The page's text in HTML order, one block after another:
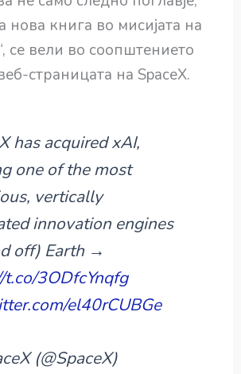
нова книга во мисијата на
се вели во соопштението
страницата на SpaceX.
has acquired xAI,
one of the most
vertically
innovation engines
off) Earth →
3ODfcYnqfg
el40rCUBGe
(@SpaceX)